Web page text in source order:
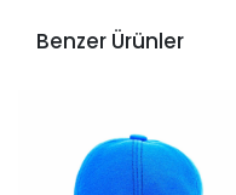
Benzer Ürünler